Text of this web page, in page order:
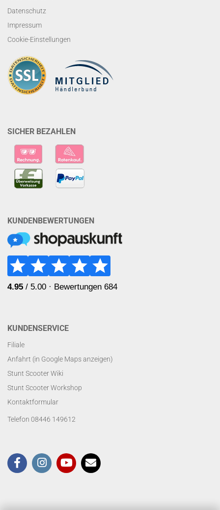
Datenschutz
Impressum
Cookie-Einstellungen
SICHER BEZAHLEN
KUNDENBEWERTUNGEN
KUNDENSERVICE
Filiale
Anfahrt (in Google Maps anzeigen)
Stunt Scooter Wiki
Stunt Scooter Workshop
Kontaktformular
Telefon 08446 149612